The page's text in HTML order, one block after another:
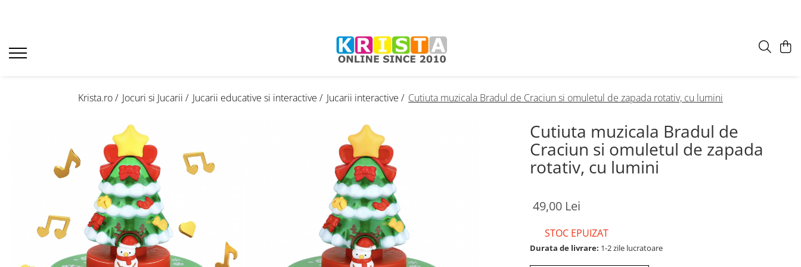
Krista.ro / Jocuri si Jucarii / Jucarii educative si interactive / Jucarii interactive / Cutiuta muzicala Bradul de Craciun si omuletul de zapada rotativ, cu lumini
Cutiuta muzicala Bradul de
Craciun si omuletul de zapada
rotativ, cu lumini
49,00 Lei
STOC EPUIZAT
Durata de livrare: 1-2 zile lucratoare